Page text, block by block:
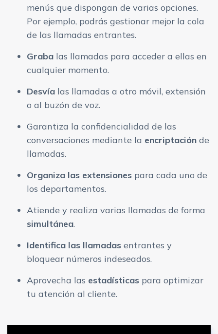
menús que dispongan de varias opciones.
Por ejemplo, podrás gestionar mejor la cola
de las llamadas entrantes.
Graba las llamadas para acceder a ellas en
cualquier momento.
Desvía las llamadas a otro móvil, extensión
o al buzón de voz.
Garantiza la confidencialidad de las
conversaciones mediante la encriptación de
llamadas.
Organiza las extensiones para cada uno de
los departamentos.
Atiende y realiza varias llamadas de forma
simultánea.
Identifica las llamadas entrantes y
bloquear números indeseados.
Aprovecha las estadísticas para optimizar
tu atención al cliente.